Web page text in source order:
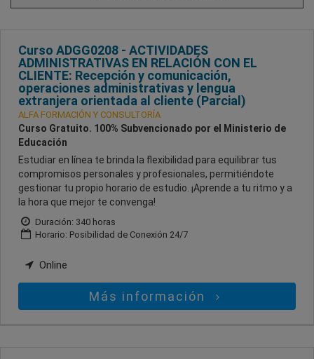
Curso ADGG0208 - ACTIVIDADES
ADMINISTRATIVAS EN RELACIÓN CON EL
CLIENTE: Recepción y comunicación,
operaciones administrativas y lengua
extranjera orientada al cliente (Parcial)
ALFA FORMACIÓN Y CONSULTORÍA
Curso Gratuito. 100% Subvencionado por el Ministerio de
Educación
Estudiar en línea te brinda la flexibilidad para equilibrar tus
compromisos personales y profesionales, permitiéndote
gestionar tu propio horario de estudio. ¡Aprende a tu ritmo y a
la hora que mejor te convenga!
Duración: 340 horas
Horario: Posibilidad de Conexión 24/7
Online
Más información